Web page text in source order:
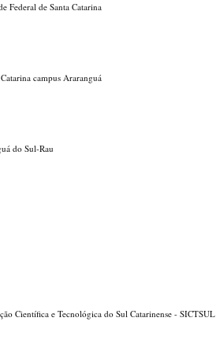
Federal de Santa Catarina
campus Araranguá
do Sul-Rau
Científica e Tecnológica do Sul Catarinense - SICTSUL